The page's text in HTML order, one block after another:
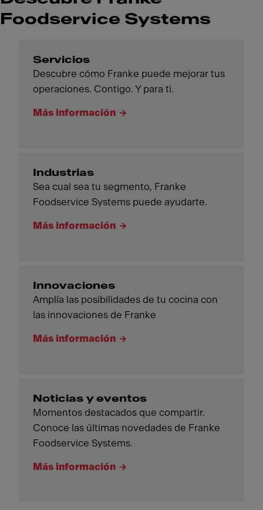
Foodservice Systems
Servicios
Descubre cómo Franke puede mejorar tus
operaciones. Contigo. Y para ti.
Más información
Industrias
Sea cual sea tu segmento, Franke
Foodservice Systems puede ayudarte.
Más información
Innovaciones
Amplía las posibilidades de tu cocina con
las innovaciones de Franke
Más información
Noticias y eventos
Momentos destacados que compartir.
Conoce las últimas novedades de Franke
Foodservice Systems.
Más información